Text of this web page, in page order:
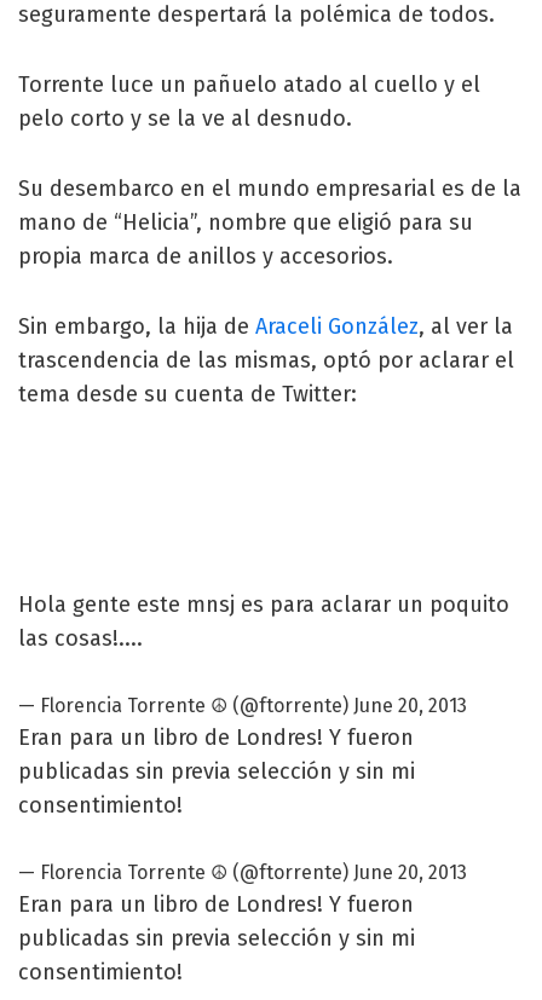
seguramente despertará la polémica de todos.
Torrente luce un pañuelo atado al cuello y el
pelo corto y se la ve al desnudo.
Su desembarco en el mundo empresarial es de la
mano de “Helicia”, nombre que eligió para su
propia marca de anillos y accesorios.
Sin embargo, la hija de Araceli González, al ver la
trascendencia de las mismas, optó por aclarar el
tema desde su cuenta de Twitter:
Hola gente este mnsj es para aclarar un poquito
las cosas!....
— Florencia Torrente ☮ (@ftorrente) June 20, 2013
Eran para un libro de Londres! Y fueron
publicadas sin previa selección y sin mi
consentimiento!
— Florencia Torrente ☮ (@ftorrente) June 20, 2013
Eran para un libro de Londres! Y fueron
publicadas sin previa selección y sin mi
consentimiento!